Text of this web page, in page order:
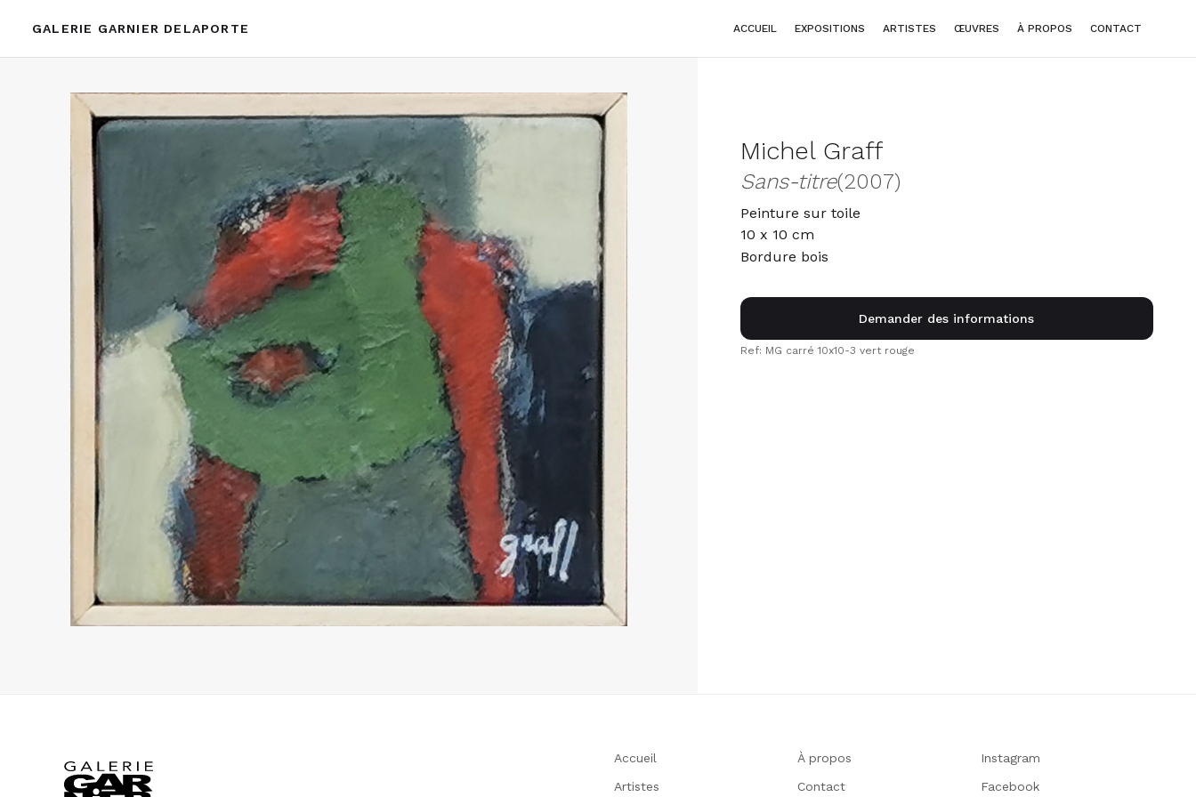
GALERIE GARNIER DELAPORTE ACCUEIL EXPOSITIONS ARTISTES ŒUVRES À PROPOS CONTACT
Michel Graff
Sans-titre(2007)
Peinture sur toile
10 x 10 cm
Bordure bois
Demander des informations
Ref: MG carré 10x10-3 vert rouge
Accueil
Artistes
Instagram
Facebook
À propos
Contact